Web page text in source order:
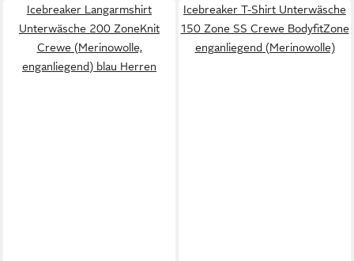
Icebreaker Langarmshirt
Unterwäsche 200 ZoneKnit
Crewe (Merinowolle,
enganliegend) blau Herren
Icebreaker T-Shirt Unterwäsche
150 Zone SS Crewe BodyfitZone
enganliegend (Merinowolle)